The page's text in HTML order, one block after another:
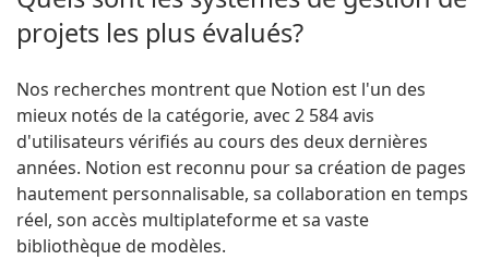
projets les plus évalués?
Nos recherches montrent que Notion est l'un des
mieux notés de la catégorie, avec 2 584 avis
d'utilisateurs vérifiés au cours des deux dernières
années. Notion est reconnu pour sa création de pages
hautement personnalisable, sa collaboration en temps
réel, son accès multiplateforme et sa vaste
bibliothèque de modèles.